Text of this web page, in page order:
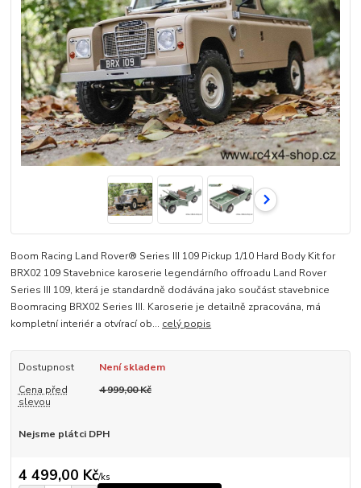
Boom Racing Land Rover® Series III 109 Pickup 1/10 Hard Body Kit for
BRX02 109 Stavebnice karoserie legendárního offroadu Land Rover
Series III 109, která je standardně dodávána jako součást stavebnice
Boomracing BRX02 Series III. Karoserie je detailně zpracována, má
kompletní interiér a otvírací ob... celý popis
Dostupnost
Není skladem
Cena před
slevou
4 999,00 Kč
Nejsme plátci DPH
4 499,00 Kč/ks